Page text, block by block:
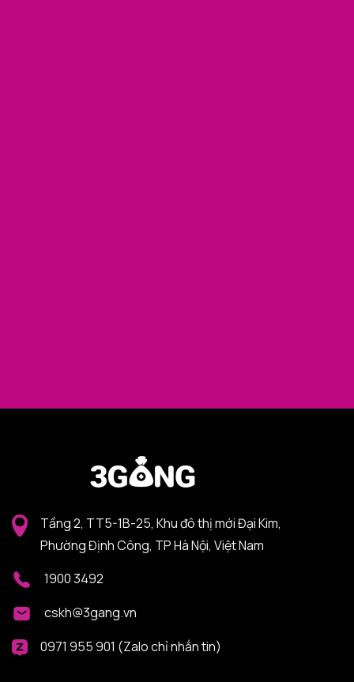
Tầng 2, TT5-1B-25, Khu đô thị mới Đại Kim,
Phường Định Công, TP Hà Nội, Việt Nam
1900 3492
cskh@3gang.vn
0971 955 901 (Zalo chỉ nhắn tin)